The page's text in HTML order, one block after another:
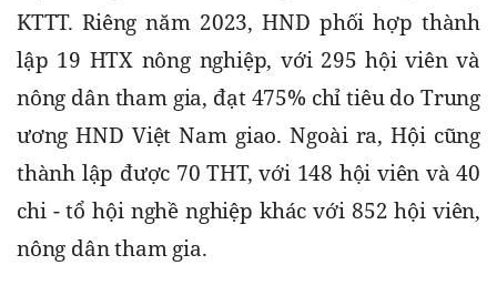
KTTT. Riêng năm 2023, HND phối hợp thành
lập 19 HTX nông nghiệp, với 295 hội viên và
nông dân tham gia, đạt 475% chỉ tiêu do Trung
ương HND Việt Nam giao. Ngoài ra, Hội cũng
thành lập được 70 THT, với 148 hội viên và 40
chi - tổ hội nghề nghiệp khác với 852 hội viên,
nông dân tham gia.